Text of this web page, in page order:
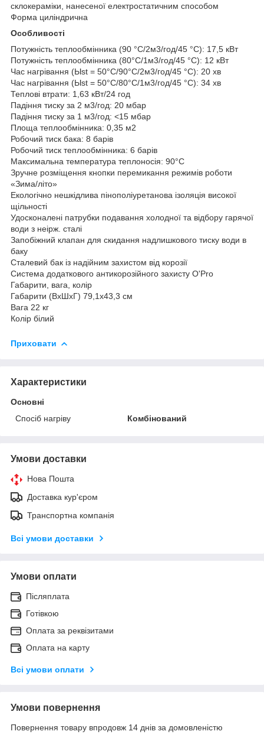
склокераміки, нанесеної електростатичним способом
Форма циліндрична
Особливості
Потужність теплообмінника (90 °C/2м3/год/45 °C): 17,5 кВт
Потужність теплообмінника (80°C/1м3/год/45 °C): 12 кВт
Час нагрівання (Ыst = 50°C/90°C/2м3/год/45 °C): 20 хв
Час нагрівання (Ыst = 50°C/80°C/1м3/год/45 °C): 34 хв
Теплові втрати: 1,63 кВт/24 год
Падіння тиску за 2 м3/год: 20 мбар
Падіння тиску за 1 м3/год: <15 мбар
Площа теплообмінника: 0,35 м2
Робочий тиск бака: 8 барів
Робочий тиск теплообмінника: 6 барів
Максимальна температура теплоносія: 90°C
Зручне розміщення кнопки перемикання режимів роботи
«Зима/літо»
Екологічно нешкідлива пінополіуретанова ізоляція високої
щільності
Удосконалені патрубки подавання холодної та відбору гарячої
води з неірж. сталі
Запобіжний клапан для скидання надлишкового тиску води в
баку
Сталевий бак із надійним захистом від корозії
Система додаткового антикорозійного захисту O'Pro
Габарити, вага, колір
Габарити (ВхШхГ) 79,1х43,3 см
Вага 22 кг
Колір білий
Приховати
Характеристики
Основні
Спосіб нагріву
Комбінований
Умови доставки
Нова Пошта
Доставка кур'єром
Транспортна компанія
Всі умови доставки
Умови оплати
Післяплата
Готівкою
Оплата за реквізитами
Оплата на карту
Всі умови оплати
Умови повернення
Повернення товару впродовж 14 днів за домовленістю